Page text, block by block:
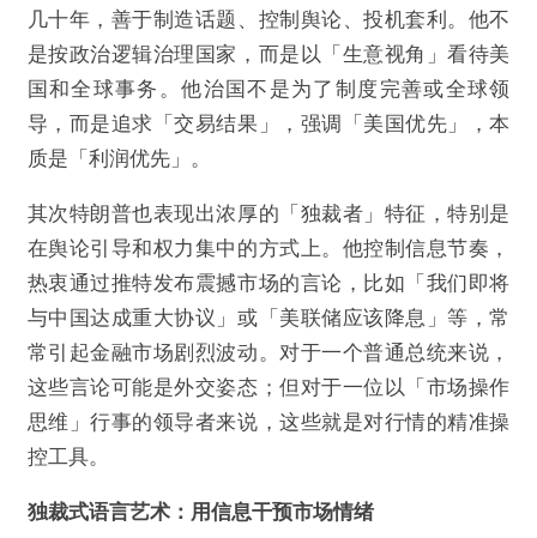
@区块新视野
特朗普的关税博弈：「以关促谈」，市场波动中
的权力游戏
诱导行为
不实信息 违法犯罪 其他
提交
几十年，善于制造话题、控制舆论、投机套利。他不
是按政治逻辑治理国家，而是以「生意视角」看待美
国和全球事务。他治国不是为了制度完善或全球领
导，而是追求「交易结果」，强调「美国优先」，本
质是「利润优先」。
其次特朗普也表现出浓厚的「独裁者」特征，特别是
在舆论引导和权力集中的方式上。他控制信息节奏，
热衷通过推特发布震撼市场的言论，比如「我们即将
与中国达成重大协议」或「美联储应该降息」等，常
常引起金融市场剧烈波动。对于一个普通总统来说，
这些言论可能是外交姿态；但对于一位以「市场操作
思维」行事的领导者来说，这些就是对行情的精准操
控工具。
独裁式语言艺术：用信息干预市场情绪